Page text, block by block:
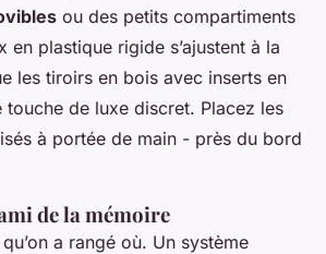
ou des petits compartiments
en plastique rigide s’ajustent à la
les tiroirs en bois avec inserts en
de luxe discret. Placez les
à portée de main - près du bord
de la mémoire
a rangé où. Un système